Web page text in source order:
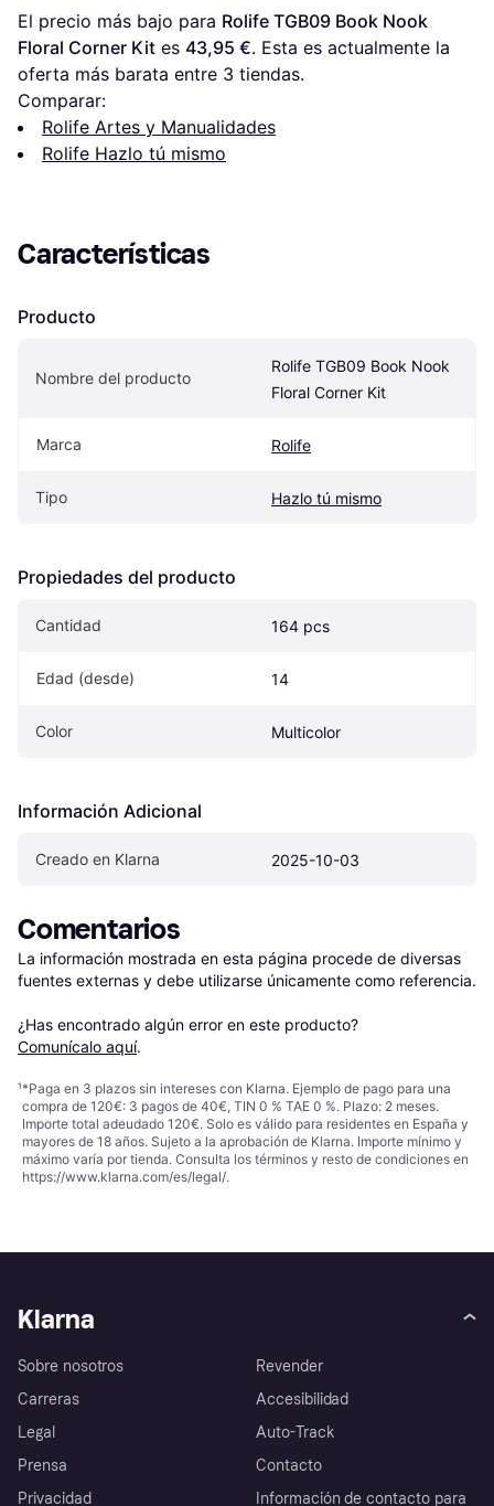
El precio más bajo para Rolife TGB09 Book Nook
Floral Corner Kit es 43,95 €. Esta es actualmente la
oferta más barata entre 3 tiendas.
Comparar:
Rolife Artes y Manualidades
Rolife Hazlo tú mismo
Características
Producto
Nombre del producto
Rolife TGB09 Book Nook
Floral Corner Kit
Marca Rolife
Tipo Hazlo tú mismo
Propiedades del producto
Cantidad 164 pcs
Edad (desde) 14
Color Multicolor
Información Adicional
Creado en Klarna 2025-10-03
Comentarios
La información mostrada en esta página procede de diversas
fuentes externas y debe utilizarse únicamente como referencia.
¿Has encontrado algún error en este producto?
Comunícalo aquí.
¹*Paga en 3 plazos sin intereses con Klarna. Ejemplo de pago para una
compra de 120€: 3 pagos de 40€, TIN 0 % TAE 0 %. Plazo: 2 meses.
Importe total adeudado 120€. Solo es válido para residentes en España y
mayores de 18 años. Sujeto a la aprobación de Klarna. Importe mínimo y
máximo varía por tienda. Consulta los términos y resto de condiciones en
https://www.klarna.com/es/legal/.
Klarna
Sobre nosotros
Carreras
Legal
Prensa
Privacidad
Revender
Accesibilidad
Auto-Track
Contacto
Información de contacto para